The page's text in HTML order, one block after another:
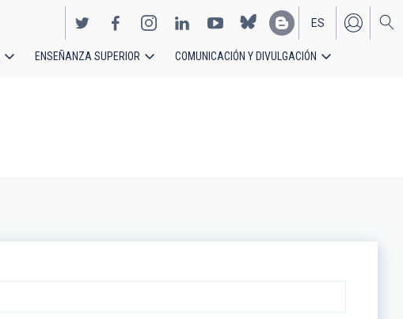
EN
ES
ENSEÑANZA SUPERIOR COMUNICACIÓN Y DIVULGACIÓN